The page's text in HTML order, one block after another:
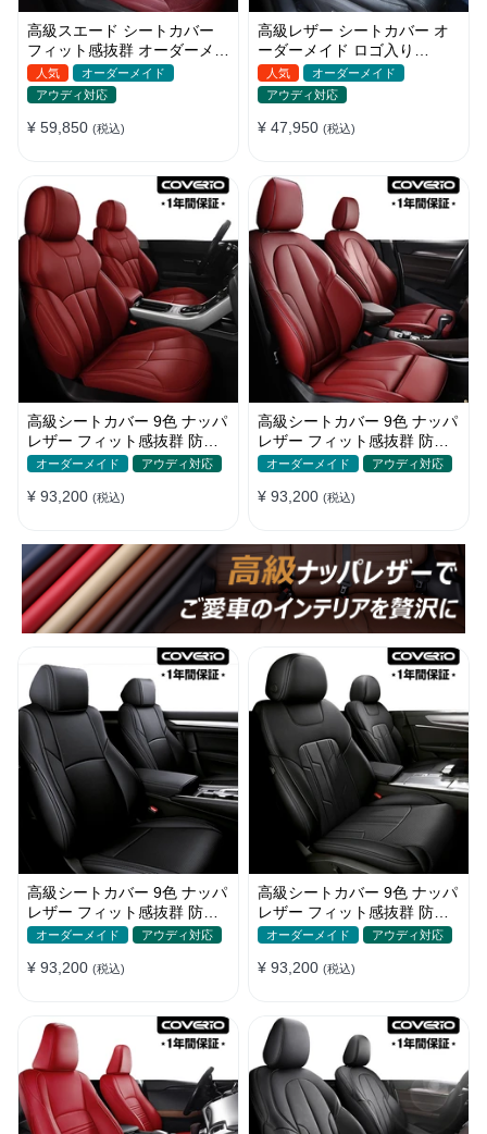
高級スエード シートカバー
フィット感抜群 オーダーメイ
ド 耐久性 オシャレ 全席セッ
ト
人気
オーダーメイド
アウディ対応
¥ 59,850 (税込)
高級レザー シートカバー オ
ーダーメイド ロゴ入り
JUSTFIT保証 耐摩耗性 全席
セット
人気
オーダーメイド
アウディ対応
¥ 47,950 (税込)
高級シートカバー 9色 ナッパ
レザー フィット感抜群 防水
防汚 オーダーメイド 全席セ
オーダーメイド アウディ対応
¥ 93,200 (税込)
高級シートカバー 9色 ナッパ
レザー フィット感抜群 防水
防汚 オーダーメイド 全席セ
オーダーメイド アウディ対応
¥ 93,200 (税込)
高級シートカバー 9色 ナッパ
レザー フィット感抜群 防水
防汚 オーダーメイド 全席セ
オーダーメイド アウディ対応
¥ 93,200 (税込)
高級シートカバー 9色 ナッパ
レザー フィット感抜群 防水
防汚 オーダーメイド 全席セ
オーダーメイド アウディ対応
¥ 93,200 (税込)